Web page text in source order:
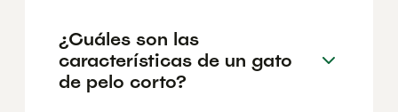
¿Cuáles son las
características de un gato
de pelo corto?